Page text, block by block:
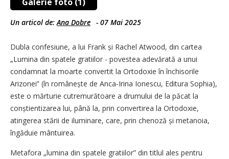
Un articol de:Ana Dobre - 07 Mai 2025
Dubla confesiune, a lui Frank și Rachel Atwood, din cartea
„Lumina din spatele gratiilor - povestea adevărată a unui
condamnat la moarte convertit la Ortodoxie în închisorile
Arizonei” (în românește de Anca-Irina Ionescu, Editura Sophia),
este o mărturie cutremu­rătoa­re a drumului de la păcat la
conști­en­tizarea lui, până la, prin convertirea la Ortodoxie,
atingerea stării de iluminare, care, prin chenoză și metanoia,
îngăduie mântuirea.
Metafora „lumina din spatele gratiilor” din titlul ales pentru